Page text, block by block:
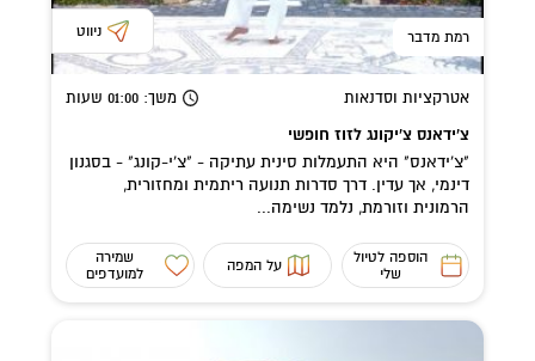
רמת מדבר ניווט
אטרקציות וסדנאות משך: 01:00 שעות
צ'ידאנס צ'יקונג לזוז חופשי
"צ'ידאנס" היא התעמלות סינית עתיקה - "צ'י-קונג" - בסגנון
דינמי, אך עדין. דרך סדרות תנועה ריתמית ומחזורית,
הרמונית וזורמת, נלמד נשימה...
הוספה לטיול
שלי
על המפה
שמירה
למועדפים